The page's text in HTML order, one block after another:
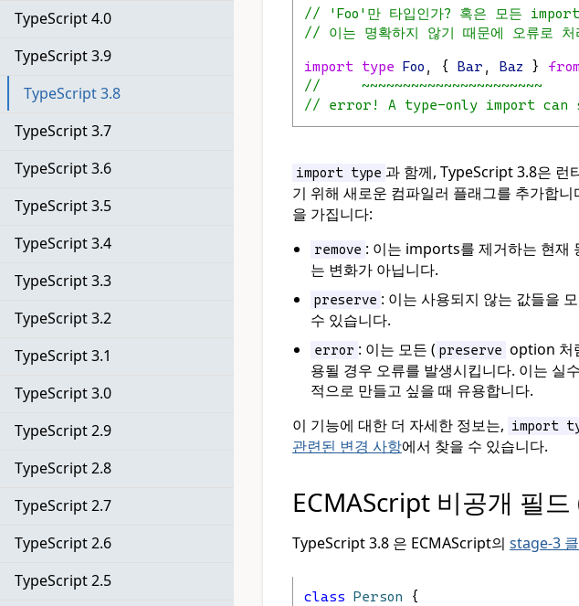
TypeScript 4.0
TypeScript 3.9
TypeScript 3.8
TypeScript 3.7
TypeScript 3.6
TypeScript 3.5
TypeScript 3.4
TypeScript 3.3
TypeScript 3.2
TypeScript 3.1
TypeScript 3.0
TypeScript 2.9
TypeScript 2.8
TypeScript 2.7
TypeScript 2.6
TypeScript 2.5
// 'Foo'만 타입인가? 혹은 모든 import
// 이는 명확하지 않기 때문에 오류로 처
import type Foo , { Bar , Baz } from
//     ~~~~~~~~~~~~~~~~~~~~~~
// error! A type-only import can
import type 과 함께, TypeScript 3.8은 런
기 위해 새로운 컴파일러 플래그를 추가합니
을 가집니다:
remove : 이는 imports를 제거하는 현재
는 변화가 아닙니다.
preserve : 이는 사용되지 않는 값들을
수 있습니다.
error : 이는 모든 ( preserve option 처
용될 경우 오류를 발생시킵니다. 이는
적으로 만들고 싶을 때 유용합니다.
이 기능에 대한 더 자세한 정보는,
import
관련된 변경 사항에서 찾을 수 있습니다.
ECMAScript 비공개 필
TypeScript 3.8 은 ECMAScript의 stage-3
class Person {